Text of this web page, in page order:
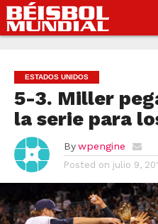
ESTADOS UNIDOS
5-3. Miller
la serie para
By wpengine
Posted on julio 9,